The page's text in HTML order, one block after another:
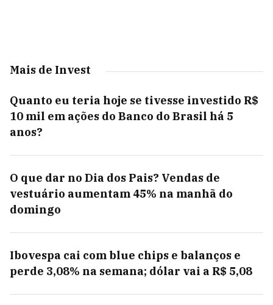
Mais de Invest
Quanto eu teria hoje se tivesse investido R$
10 mil em ações do Banco do Brasil há 5
anos?
O que dar no Dia dos Pais? Vendas de
vestuário aumentam 45% na manhã do
domingo
Ibovespa cai com blue chips e balanços e
perde 3,08% na semana; dólar vai a R$ 5,08